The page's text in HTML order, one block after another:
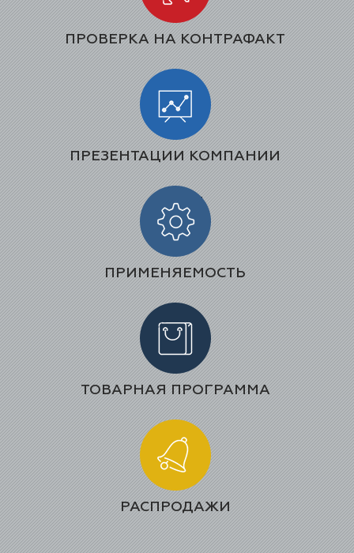
ПРОВЕРКА НА КОНТРАФАКТ
ПРЕЗЕНТАЦИИ КОМПАНИИ
ПРИМЕНЯЕМОСТЬ
ТОВАРНАЯ ПРОГРАММА
РАСПРОДАЖИ